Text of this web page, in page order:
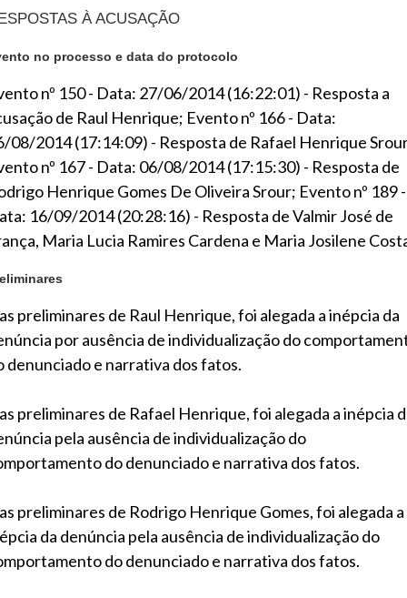
À ACUSAÇÃO
no processo e data do protocolo
nº 150 - Data: 27/06/2014 (16:22:01) - Resposta a
de Raul Henrique; Evento nº 166 - Data:
08/2014 (17:14:09) - Resposta de Rafael Henrique
nº 167 - Data: 06/08/2014 (17:15:30) - Resposta de
Henrique Gomes De Oliveira Srour; Evento nº 189 -
16/09/2014 (20:28:16) - Resposta de Valmir José de
Maria Lucia Ramires Cardena e Maria Josilene
preliminares de Raul Henrique, foi alegada a inépcia da
por ausência de individualização do
denunciado e narrativa dos fatos.
preliminares de Rafael Henrique, foi alegada a inépcia
pela ausência de individualização do
do denunciado e narrativa dos fatos.
preliminares de Rodrigo Henrique Gomes, foi alegada a
da denúncia pela ausência de individualização do
do denunciado e narrativa dos fatos.